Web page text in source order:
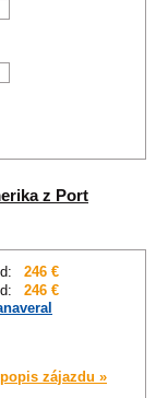
z Port
246 €
246 €
zájazdu »